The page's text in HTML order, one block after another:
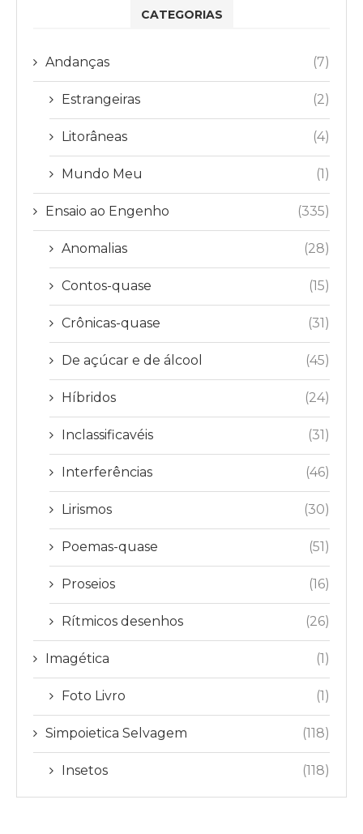
CATEGORIAS
Andanças (7)
Estrangeiras (2)
Litorâneas (4)
Mundo Meu (1)
Ensaio ao Engenho (335)
Anomalias (28)
Contos-quase (15)
Crônicas-quase (31)
De açúcar e de álcool (45)
Híbridos (24)
Inclassificavéis (31)
Interferências (46)
Lirismos (30)
Poemas-quase (51)
Proseios (16)
Rítmicos desenhos (26)
Imagética (1)
Foto Livro (1)
Simpoietica Selvagem (118)
Insetos (118)